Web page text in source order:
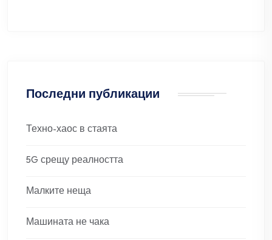
Последни публикации
Техно-хаос в стаята
5G срещу реалността
Малките неща
Машината не чака